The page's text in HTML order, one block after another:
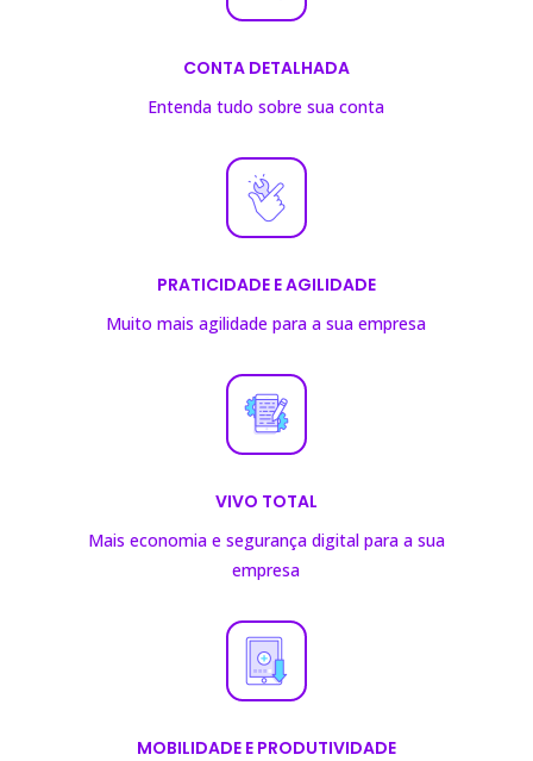
CONTA DETALHADA
Entenda tudo sobre sua conta
PRATICIDADE E AGILIDADE
Muito mais agilidade para a sua empresa
VIVO TOTAL
Mais economia e segurança digital para a sua
empresa
MOBILIDADE E PRODUTIVIDADE